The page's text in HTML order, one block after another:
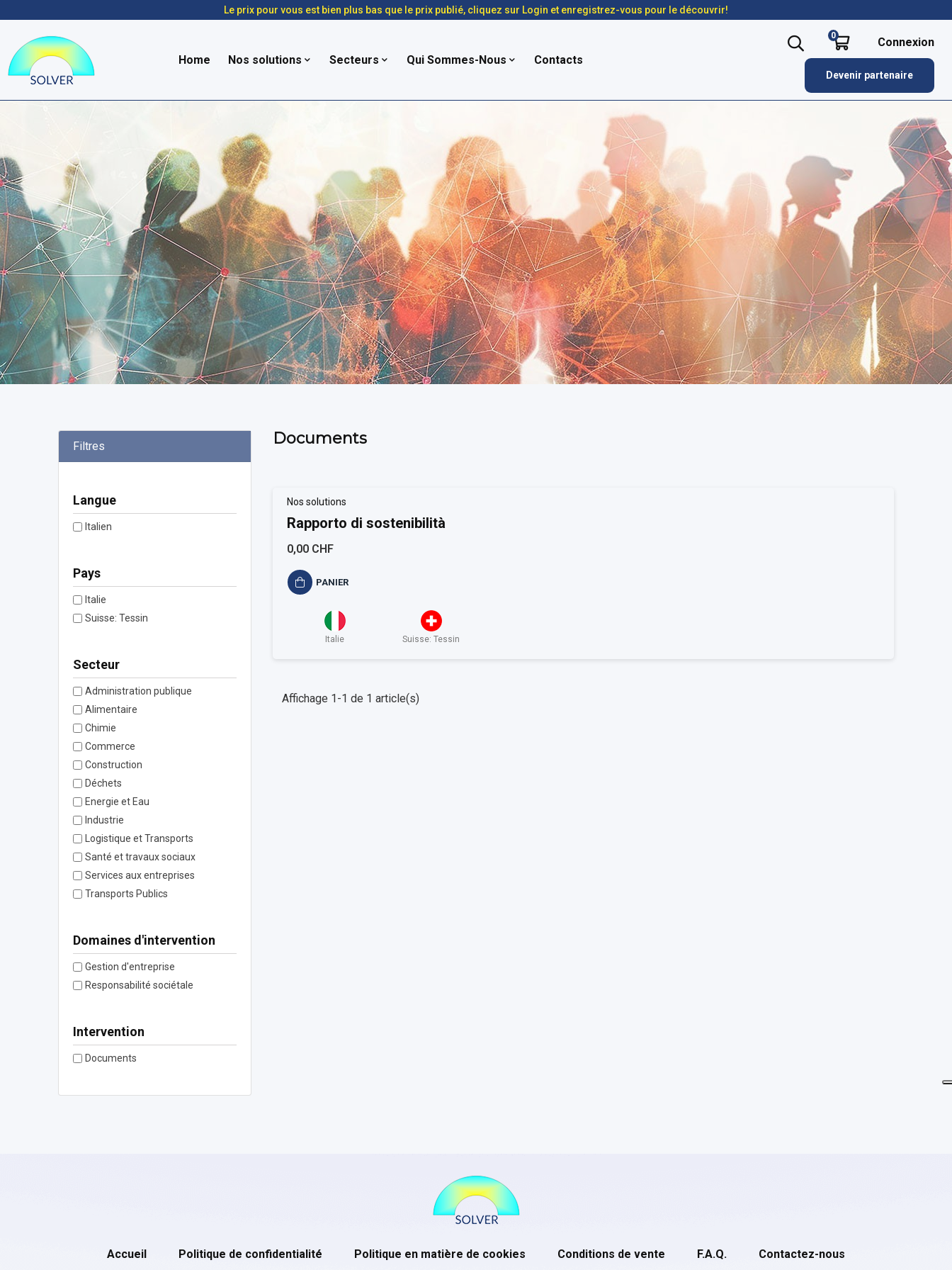
Le prix pour vous est bien plus bas que le prix publié, cliquez sur Login et enregistrez-vous pour le découvrir!
Home Nos solutions Secteurs Qui Sommes-Nous Contacts
0 Connexion
Devenir partenaire
Filtres
Langue
Italien
Pays
Italie
Suisse: Tessin
Secteur
Administration publique
Alimentaire
Chimie
Commerce
Construction
Déchets
Energie et Eau
Industrie
Logistique et Transports
Santé et travaux sociaux
Services aux entreprises
Transports Publics
Domaines d'intervention
Gestion d'entreprise
Responsabilité sociétale
Intervention
Documents
Documents
Nos solutions
Rapporto di sostenibilità
0,00 CHF
PANIER
Italie Suisse: Tessin
Affichage 1-1 de 1 article(s)
Accueil Politique de confidentialité Politique en matière de cookies Conditions de vente F.A.Q. Contactez-nous